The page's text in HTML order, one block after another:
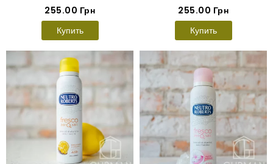
255.00 Грн
Купить
255.00 Грн
Купить